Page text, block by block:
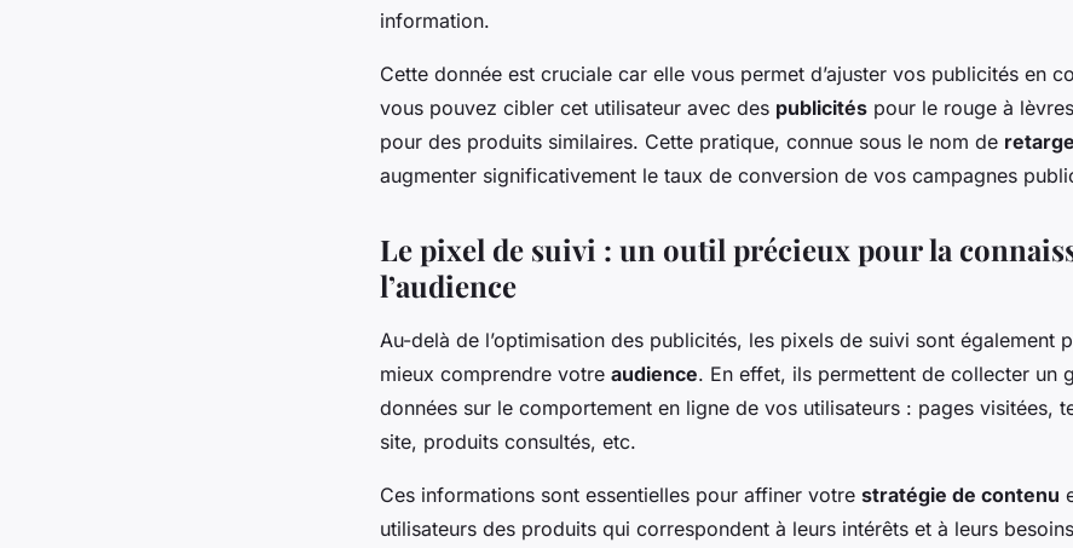
information.
Cette donnée est cruciale car elle vous permet d’ajuster vos publicités en
vous pouvez cibler cet utilisateur avec des publicités pour le rouge à
pour des produits similaires. Cette pratique, connue sous le nom de
augmenter significativement le taux de conversion de vos campagnes
Le pixel de suivi : un outil précieux pour la
l’audience
Au-delà de l’optimisation des publicités, les pixels de suivi sont également
mieux comprendre votre audience. En effet, ils permettent de collecter un
données sur le comportement en ligne de vos utilisateurs : pages visitées,
site, produits consultés, etc.
Ces informations sont essentielles pour affiner votre stratégie de contenu
utilisateurs des produits qui correspondent à leurs intérêts et à leurs